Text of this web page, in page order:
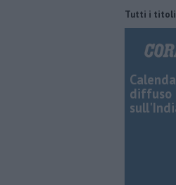
Tutti i
Autovelox,
diffuso